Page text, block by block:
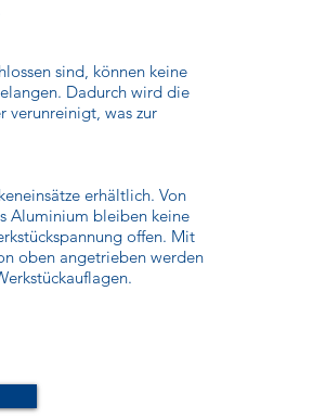
sind, können keine
Dadurch wird die
verunreinigt, was zur
erhältlich. Von
Aluminium bleiben keine
offen. Mit
oben angetrieben werden